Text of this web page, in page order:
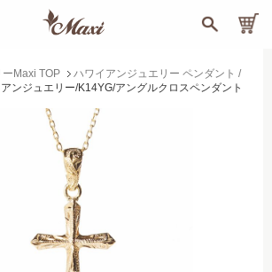
Maxi TOP
ハワイアンジュエリー ペンダント /
ンジュエリー/K14YG/アングルクロスペンダント